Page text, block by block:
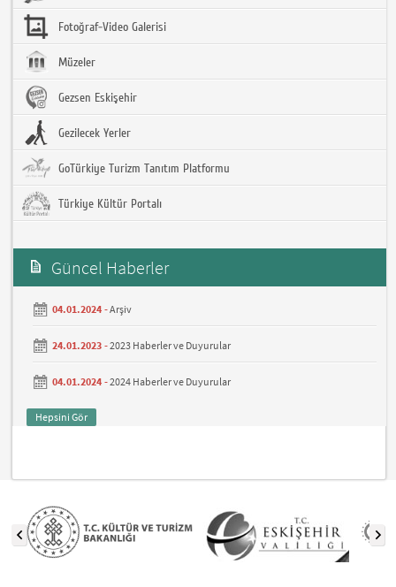
Fotoğraf-Video Galerisi
Müzeler
Gezsen Eskişehir
Gezilecek Yerler
GoTürkiye Turizm Tanıtım Platformu
Türkiye Kültür Portalı
Güncel Haberler
04.01.2024 -Arşiv
24.01.2023 -2023 Haberler ve Duyurular
04.01.2024 -2024 Haberler ve Duyurular
Hepsini Gör